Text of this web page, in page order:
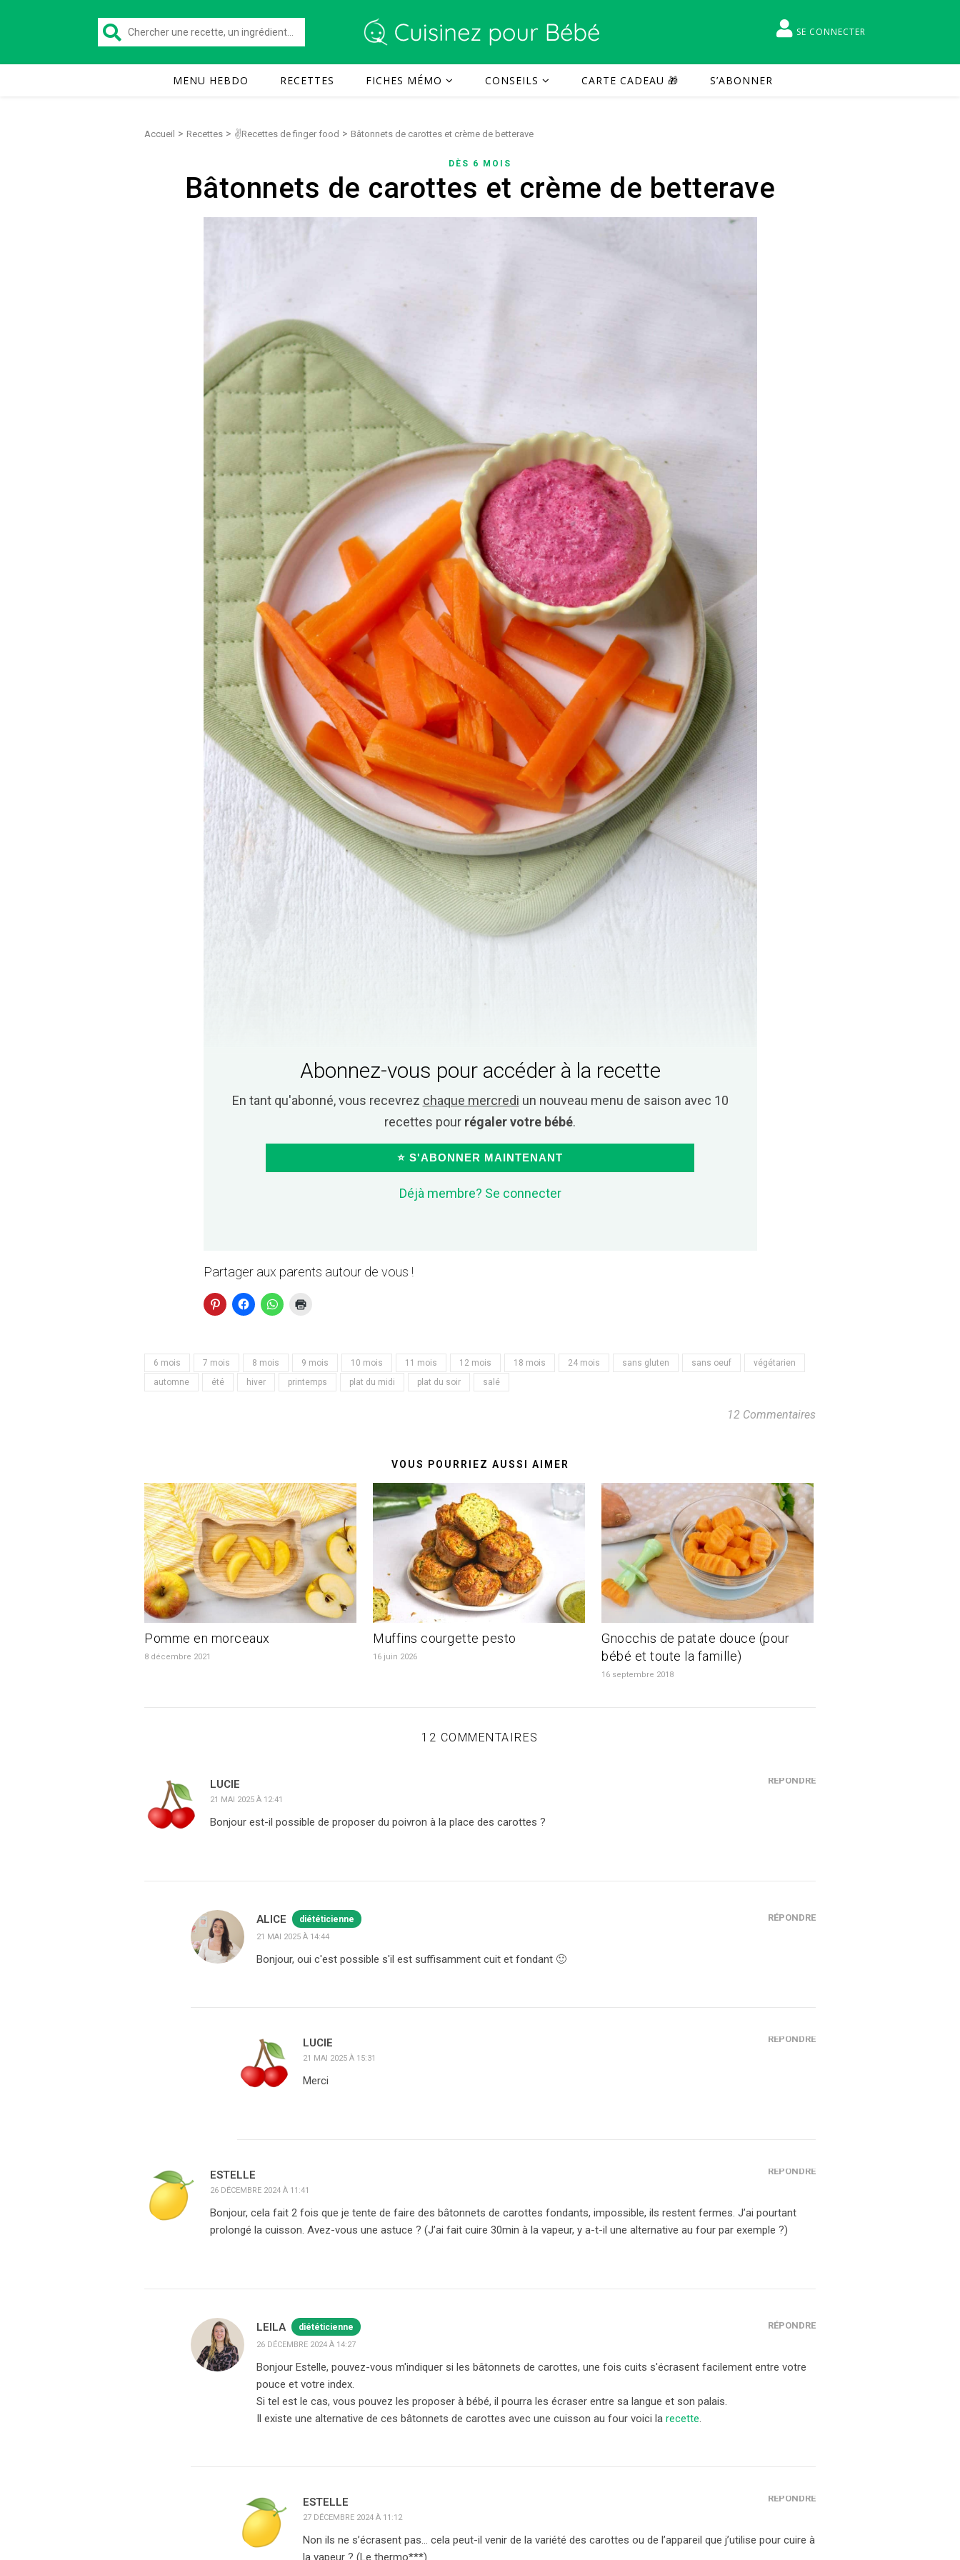
SE CONNECTER
MENU HEBDO RECETTES FICHES MÉMO CONSEILS CARTE CADEAU 🎁 S’ABONNER
Accueil > Recettes > ✌Recettes de finger food > Bâtonnets de carottes et crème de betterave
DÈS 6 MOIS
Bâtonnets de carottes et crème de betterave
Abonnez-vous pour accéder à la recette
En tant qu'abonné, vous recevrez chaque mercredi un nouveau menu de saison avec 10
recettes pour régaler votre bébé.
⭐ S'ABONNER MAINTENANT
Déjà membre? Se connecter
Partager aux parents autour de vous !
6 mois 7 mois 8 mois 9 mois 10 mois 11 mois 12 mois 18 mois 24 mois sans gluten sans oeuf
végétarien
automne
été hiver printemps plat du midi plat du soir salé
12 Commentaires
VOUS POURRIEZ AUSSI AIMER
Pomme en morceaux
8 décembre 2021
Muffins courgette pesto
16 juin 2026
Gnocchis de patate douce (pour
bébé et toute la famille)
16 septembre 2018
12 COMMENTAIRES
LUCIE
21 MAI 2025 À 12:41
RÉPONDRE
Bonjour est-il possible de proposer du poivron à la place des carottes ?
ALICE diététicienne
21 MAI 2025 À 14:44
RÉPONDRE
Bonjour, oui c'est possible s'il est suffisamment cuit et fondant 🙂
LUCIE
21 MAI 2025 À 15:31
RÉPONDRE
Merci
ESTELLE
26 DÉCEMBRE 2024 À 11:41
RÉPONDRE
Bonjour, cela fait 2 fois que je tente de faire des bâtonnets de carottes fondants, impossible, ils restent fermes. J’ai pourtant
prolongé la cuisson. Avez-vous une astuce ? (J’ai fait cuire 30min à la vapeur, y a-t-il une alternative au four par exemple ?)
LEILA diététicienne
26 DÉCEMBRE 2024 À 14:27
RÉPONDRE
Bonjour Estelle, pouvez-vous m'indiquer si les bâtonnets de carottes, une fois cuits s'écrasent facilement entre votre
pouce et votre index.
Si tel est le cas, vous pouvez les proposer à bébé, il pourra les écraser entre sa langue et son palais.
Il existe une alternative de ces bâtonnets de carottes avec une cuisson au four voici la recette.
ESTELLE
27 DÉCEMBRE 2024 À 11:12
RÉPONDRE
Non ils ne s’écrasent pas… cela peut-il venir de la variété des carottes ou de l’appareil que j’utilise pour cuire à
la vapeur ? (Le thermo***)